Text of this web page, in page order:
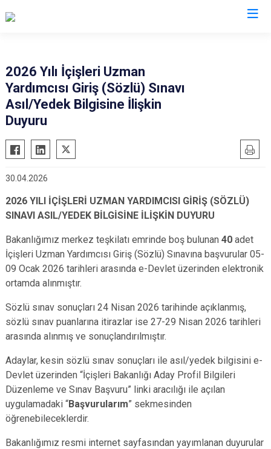
2026 Yılı İçişleri Uzman
Yardımcısı Giriş (Sözlü) Sınavı
Asıl/Yedek Bilgisine İlişkin
Duyuru
30.04.2026
2026 YILI İÇİŞLERİ UZMAN YARDIMCISI GİRİŞ (SÖZLÜ)
SINAVI ASIL/YEDEK BİLGİSİNE İLİŞKİN DUYURU
Bakanlığımız merkez teşkilatı emrinde boş bulunan 40 adet
İçişleri Uzman Yardımcısı Giriş (Sözlü) Sınavına başvurular 05-
09 Ocak 2026 tarihleri arasında e-Devlet üzerinden elektronik
ortamda alınmıştır.
Sözlü sınav sonuçları 24 Nisan 2026 tarihinde açıklanmış,
sözlü sınav puanlarına itirazlar ise 27-29 Nisan 2026 tarihleri
arasında alınmış ve sonuçlandırılmıştır.
Adaylar, kesin sözlü sınav sonuçları ile asıl/yedek bilgisini e-
Devlet üzerinden “İçişleri Bakanlığı Aday Profil Bilgileri
Düzenleme ve Sınav Başvuru” linki aracılığı ile açılan
uygulamadaki “Başvurularım” sekmesinden
öğrenebileceklerdir.
Bakanlığımız resmi internet sayfasından yayımlanan duyurular